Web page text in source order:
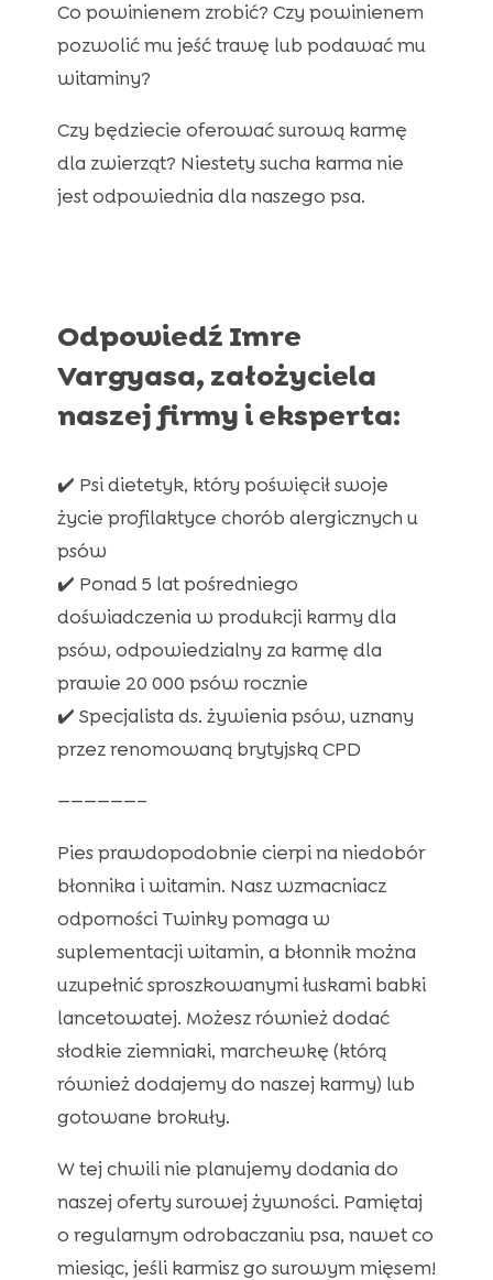
pszenicznego i mięsa z kurczaka)
Psy a trawy alergenne – jak reagują?
Wiosenna dieta psa – lżejsza czy bardziej
Wiosenny okres wzmożonej aktywności u
psów – dlaczego nagle stają się bardziej
energiczne?
Co powinienem zrobić? Czy powinienem
pozwolić mu jeść trawę lub podawać mu
witaminy?
Czy będziecie oferować surową karmę
dla zwierząt? Niestety sucha karma nie
jest odpowiednia dla naszego psa.
Odpowiedź Imre
Vargyasa, założyciela
naszej firmy i eksperta:
✔️ ️Psi dietetyk, który poświęcił swoje
życie profilaktyce chorób alergicznych u
psów
✔️ Ponad 5 lat pośredniego
doświadczenia w produkcji karmy dla
psów, odpowiedzialny za karmę dla
prawie 20 000 psów rocznie
✔️ Specjalista ds. żywienia psów, uznany
przez renomowaną brytyjską CPD
——————–
Pies prawdopodobnie cierpi na niedobór
błonnika i witamin. Nasz wzmacniacz
odporności Twinky pomaga w
suplementacji witamin, a błonnik można
uzupełnić sproszkowanymi łuskami babki
lancetowatej. Możesz również dodać
słodkie ziemniaki, marchewkę (którą
również dodajemy do naszej karmy) lub
gotowane brokuły.
W tej chwili nie planujemy dodania do
naszej oferty surowej żywności. Pamiętaj
o regularnym odrobaczaniu psa, nawet co
miesiąc, jeśli karmisz go surowym mięsem!